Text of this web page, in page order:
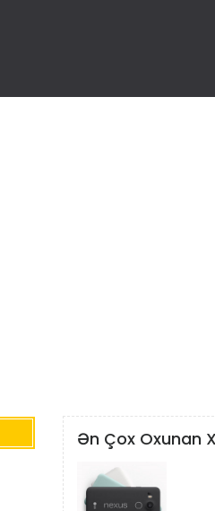
Ən Çox Oxunan